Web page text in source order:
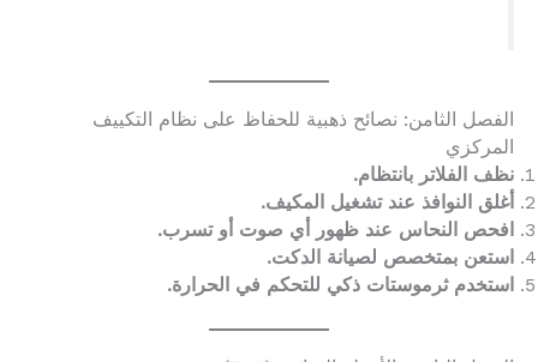
الفصل الثامن: نصائح ذهبية للحفاظ على نظام التكييف
المركزي
نظف الفلاتر بانتظام.
أغلق النوافذ عند تشغيل المكيف.
افحص النحاس عند ظهور أي صوت أو تسرب.
استعن بمتخصص لصيانة الدكت.
استخدم ثرموستات ذكي للتحكم في الحرارة.